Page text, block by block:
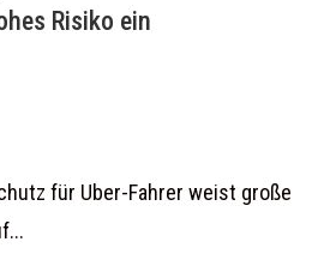
Risiko ein
für Uber-Fahrer weist große